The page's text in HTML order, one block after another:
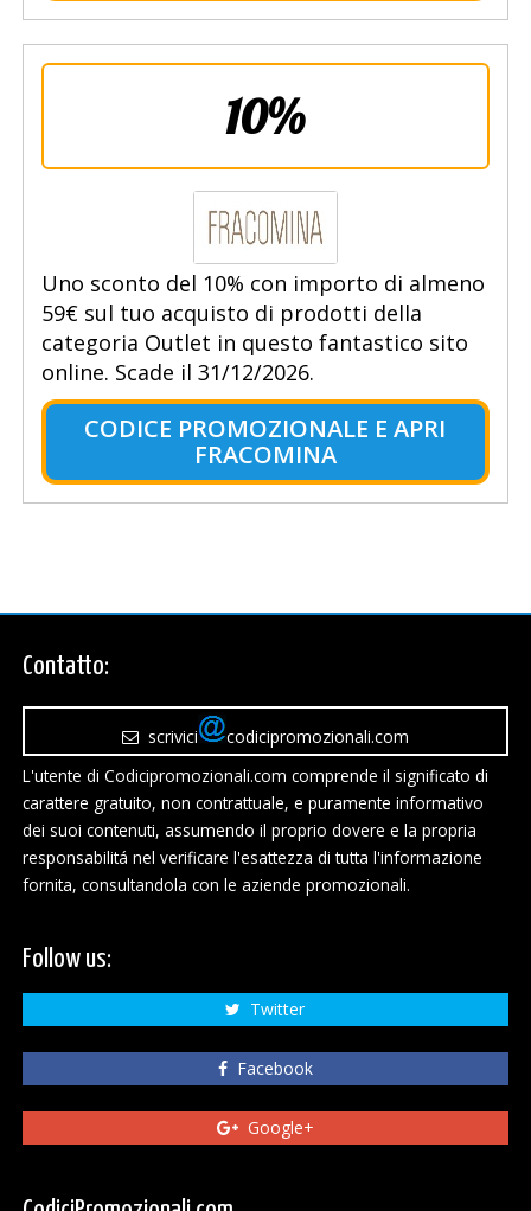
10%
Uno sconto del 10% con importo di almeno
59€ sul tuo acquisto di prodotti della
categoria Outlet in questo fantastico sito
online. Scade il 31/12/2026.
CODICE PROMOZIONALE E APRI
FRACOMINA
Contatto:
scrivici
codicipromozionali.com
L'utente di Codicipromozionali.com comprende il significato di
carattere gratuito, non contrattuale, e puramente informativo
dei suoi contenuti, assumendo il proprio dovere e la propria
responsabilitá nel verificare l'esattezza di tutta l'informazione
fornita, consultandola con le aziende promozionali.
Follow us:
Twitter
Facebook
Google+